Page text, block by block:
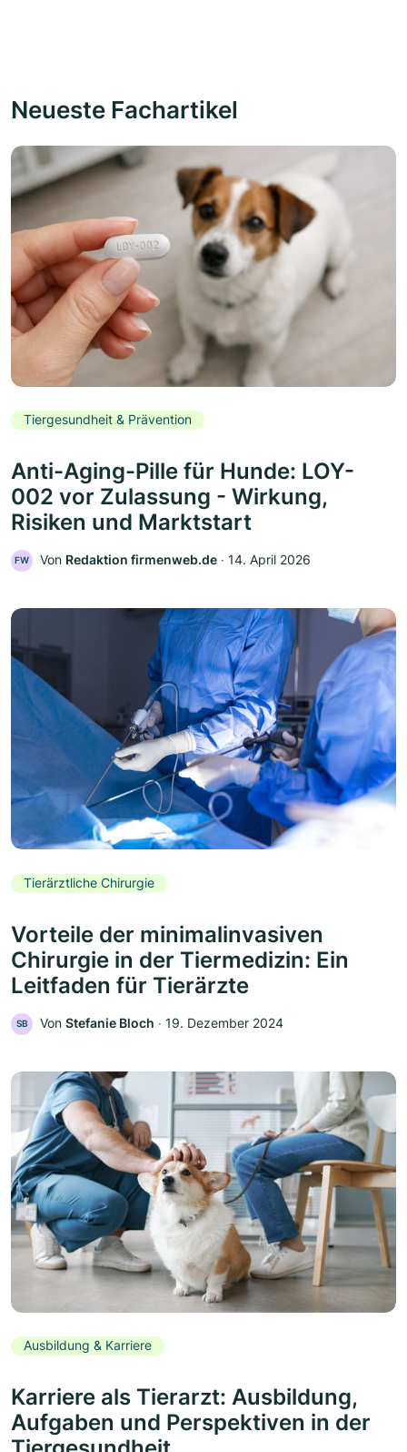
Neueste Fachartikel
Tiergesundheit & Prävention
Anti-Aging-Pille für Hunde: LOY-
002 vor Zulassung - Wirkung,
Risiken und Marktstart
FW Von Redaktion firmenweb.de ‧ 14. April 2026
Tierärztliche Chirurgie
Vorteile der minimalinvasiven
Chirurgie in der Tiermedizin: Ein
Leitfaden für Tierärzte
SB Von Stefanie Bloch ‧ 19. Dezember 2024
Ausbildung & Karriere
Karriere als Tierarzt: Ausbildung,
Aufgaben und Perspektiven in der